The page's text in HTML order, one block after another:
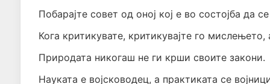
Побарајте совет од оној кој е во состојба да
Кога критикувате, критикувајте го мислењето,
Природата никогаш не ги крши своите закони.
Науката е војсководец, а практиката се